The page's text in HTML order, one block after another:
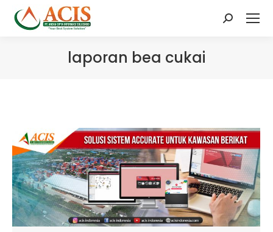
Search:
laporan bea cukai